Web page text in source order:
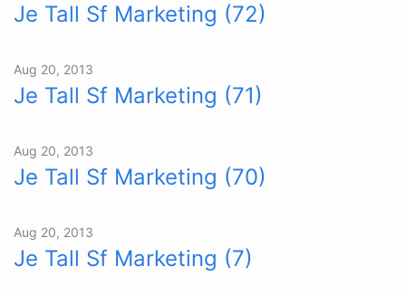
Je Tall Sf Marketing (72)
Aug 20, 2013
Je Tall Sf Marketing (71)
Aug 20, 2013
Je Tall Sf Marketing (70)
Aug 20, 2013
Je Tall Sf Marketing (7)